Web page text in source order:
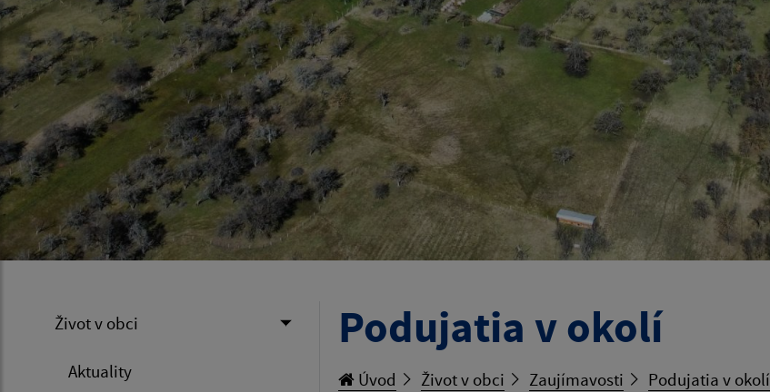
Život v obci
Aktuality
Podujatia v okolí
Úvod Život v obci Zaujímavosti Podujatia v okolí